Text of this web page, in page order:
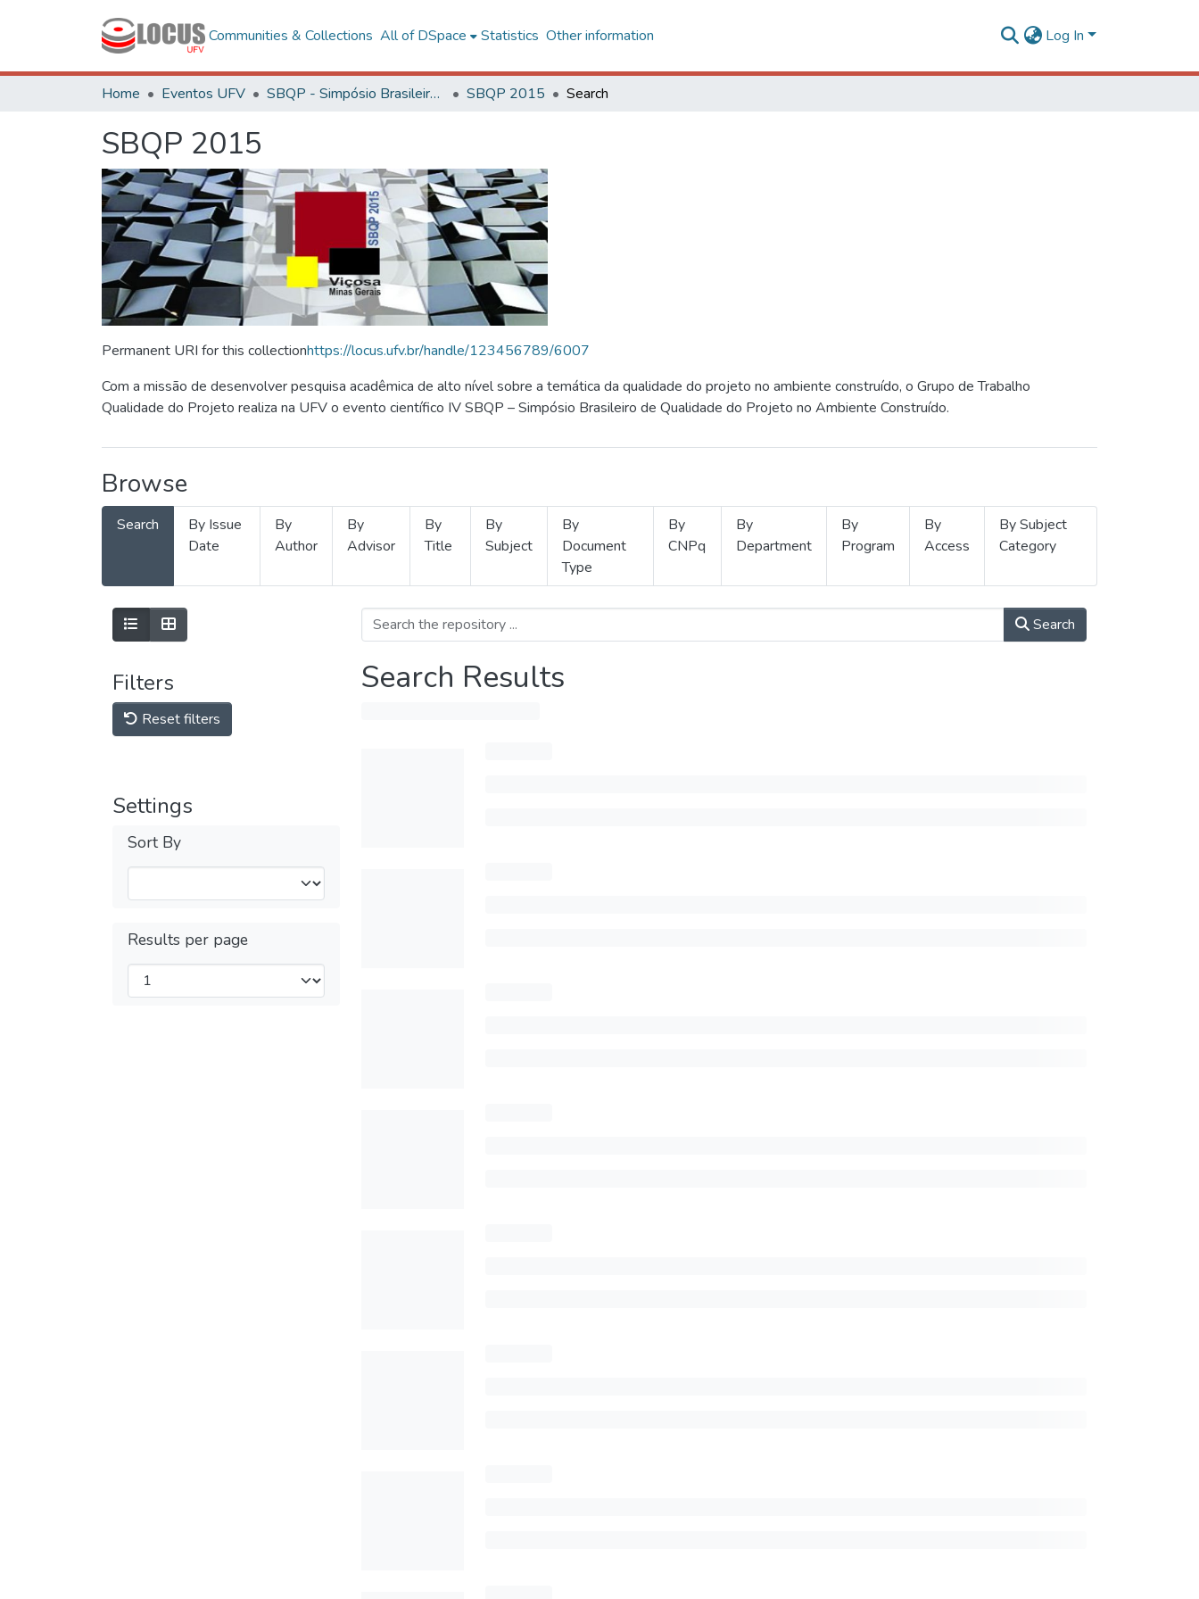
Communities & Collections All of DSpace Statistics Other information Log In
Home Eventos UFV SBQP - Simpósio Brasileiro de Qualidade do Projeto no Ambiente Construído SBQP 2015 Search
SBQP 2015
Permanent URI for this collectionhttps://locus.ufv.br/handle/123456789/6007
Com a missão de desenvolver pesquisa acadêmica de alto nível sobre a temática da qualidade do projeto no ambiente construído, o Grupo de Trabalho
Qualidade do Projeto realiza na UFV o evento científico IV SBQP – Simpósio Brasileiro de Qualidade do Projeto no Ambiente Construído.
Browse
Search
By Issue
Date
By
Author
By
Advisor
By
Title
By
Subject
By
Document
Type
By
CNPq
By
Department
By
Program
By
Access
By Subject
Category
Filters
Reset filters
Settings
Sort By
Results per page
Search
Search Results